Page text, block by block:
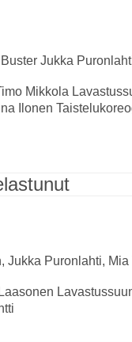
Buster Jukka
Mikkola
Ilonen
Jukka Puronlahti,